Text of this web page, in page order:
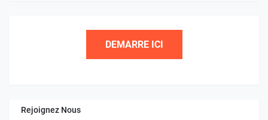
DEMARRE ICI
Rejoignez Nous